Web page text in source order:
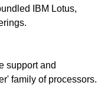
IBM Lotus,
support and
family of processors.